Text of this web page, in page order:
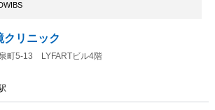
クリニック
町5-13 LYFARTビル4階